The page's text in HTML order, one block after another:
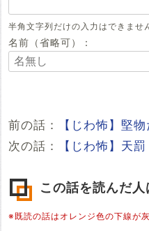
半角文字列だけの入力はできませ
名前（省略可）：
前の話：
【じわ怖】堅
次の話：
【じわ怖】天罰
この話を読んだ
※既読の話はオレンジ色の下線が